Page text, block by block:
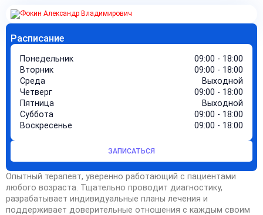
Расписание
Понедельник
09:00 - 18:00
Вторник
09:00 - 18:00
Среда
Выходной
Четверг
09:00 - 18:00
Пятница
Выходной
Суббота
09:00 - 18:00
Воскресенье
09:00 - 18:00
ЗАПИСАТЬСЯ
Опытный терапевт, уверенно работающий с пациентами
любого возраста. Тщательно проводит диагностику,
разрабатывает индивидуальные планы лечения и
поддерживает доверительные отношения с каждым своим